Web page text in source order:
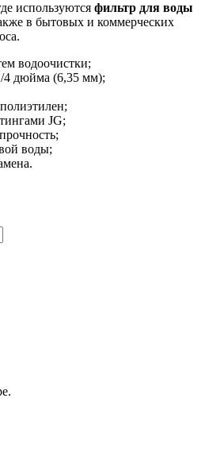
используются фильтр для воды
в бытовых и коммерческих
водоочистки;
дюйма (6,35 мм);
JG;
воды;